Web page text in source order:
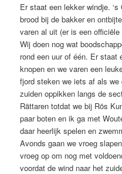
Er staat een lekker windje.
brood bij de bakker en
varen al uit (er is een
Wij doen nog wat
rond een uur of één. Er staat
knopen en we varen een
fjord steken we iets af als
zuiden oppikken langs de
Rättaren totdat we bij Rös
paar boten en ik ga met
daar heerlijk spelen en
Avonds gaan we vroeg
vroeg op om nog met
voordat de wind naar het